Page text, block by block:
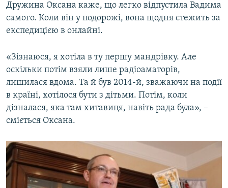
Дружина Оксана каже, що легко відпустила Вадима
самого. Коли він у подорожі, вона щодня стежить за
експедицією в онлайні.
«Зізнаюся, я хотіла в ту першу мандрівку. Але
оскільки потім взяли лише радіоаматорів,
лишилася вдома. Та й був 2014-й, зважаючи на події
в країні, хотілося бути з дітьми. Потім, коли
дізналася, яка там хитавиця, навіть рада була», –
сміється Оксана.